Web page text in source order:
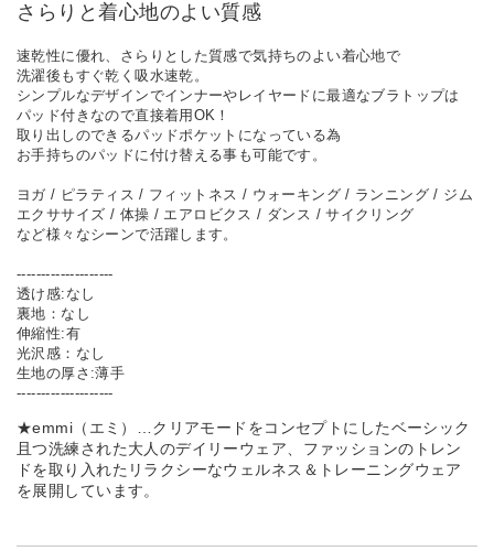
さらりと着心地のよい質感
速乾性に優れ、さらりとした質感で気持ちのよい着心地で
洗濯後もすぐ乾く吸水速乾。
シンプルなデザインでインナーやレイヤードに最適なブラトップは
パッド付きなので直接着用OK！
取り出しのできるパッドポケットになっている為
お手持ちのパッドに付け替える事も可能です。
ヨガ / ピラティス / フィットネス / ウォーキング / ランニング / ジム
エクササイズ / 体操 / エアロビクス / ダンス / サイクリング
など様々なシーンで活躍します。
--------------------
透け感:なし
裏地：なし
伸縮性:有
光沢感：なし
生地の厚さ:薄手
--------------------
★emmi（エミ）…クリアモードをコンセプトにしたベーシック
且つ洗練された大人のデイリーウェア、ファッションのトレン
ドを取り入れたリラクシーなウェルネス＆トレーニングウェア
を展開しています。